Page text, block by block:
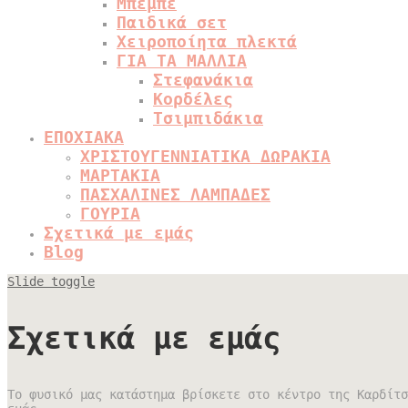
Παιδικά σετ
Χειροποίητα πλεκτά
ΓΙΑ ΤΑ ΜΑΛΛΙΑ
Στεφανάκια
Κορδέλες
Τσιμπιδάκια
ΕΠΟΧΙΑΚΑ
ΧΡΙΣΤΟΥΓΕΝΝΙΑΤΙΚΑ ΔΩΡΑΚΙΑ
ΜΑΡΤΑΚΙΑ
ΠΑΣΧΑΛΙΝΕΣ ΛΑΜΠΑΔΕΣ
ΓΟΥΡΙΑ
Σχετικά με εμάς
Blog
Slide toggle
Σχετικά με εμάς
Το φυσικό μας κατάστημα βρίσκετε στο κέντρο της